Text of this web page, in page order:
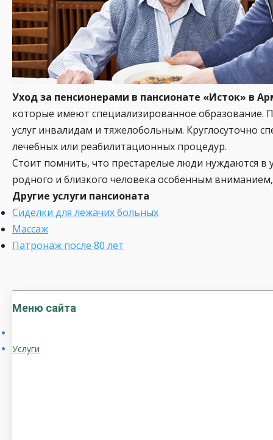
Уход за пенсионерами в пансионате «Исток» в
которые имеют специализированное образование.
услуг инвалидам и тяжелобольным. Круглосуточно
лечебных или реабилитационных процедур.
Стоит помнить, что престарелые люди нуждаются в
родного и близкого человека особенным
Другие услуги пансионата
Сиделки для лежачих больных
Массаж
Патронаж после 80 лет
Меню сайта
Услуги